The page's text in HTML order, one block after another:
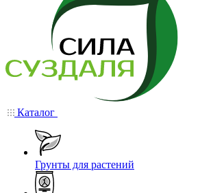
Каталог
Грунты для растений